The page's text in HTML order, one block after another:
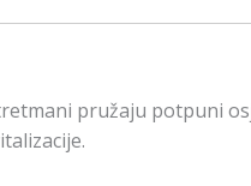
pružaju potpuni